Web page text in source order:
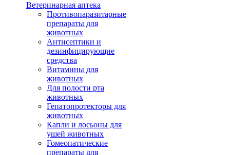
Ветеринарная аптека
Противопаразитарные
препараты для
животных
Антисептики и
дезинфицирующие
средства
Витамины для
животных
Для полости рта
животных
Гепатопротекторы для
животных
Капли и лосьоны для
ушей животных
Гомеопатические
препараты для